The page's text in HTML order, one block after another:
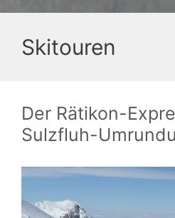
Skitouren
Der Rätikon-
Sulzfluh-